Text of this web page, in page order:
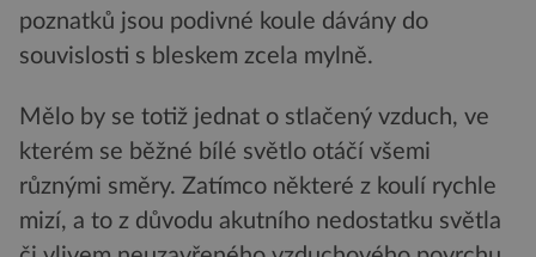
poznatků jsou podivné koule dávány do
souvislosti s bleskem zcela mylně.
Mělo by se totiž jednat o stlačený vzduch, ve
kterém se běžné bílé světlo otáčí všemi
různými směry. Zatímco některé z koulí rychle
mizí, a to z důvodu akutního nedostatku světla